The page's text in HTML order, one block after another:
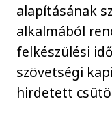
alapításának
alkalmából
felkészülési
szövetségi
hirdetett